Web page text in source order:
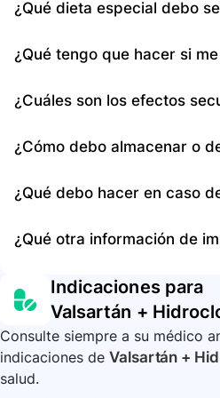
está tomando aliskireno.
¿Qué dieta especial debo
potasio. Evite sustitutos de
¿Qué tengo que hacer si
dosis. No tome una dosis
¿Cuáles son los efectos
sin razón, sequedad de
¿Cómo debo almacenar o
farmacéutico sobre el modo
¿Qué debo hacer en caso
intoxicaciones.
¿Qué otra información de
antes de realizar cualquier
Indicaciones para
Valsartán +
Consulte siempre a su médico
indicaciones de Valsartán +
salud.